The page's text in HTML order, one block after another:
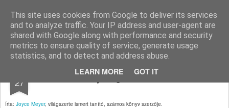
This site uses cookies from Google to deliver its services
and to analyze traffic. Your IP address and user-agent are
shared with Google along with performance and security
metrics to ensure quality of service, generate usage
statistics, and to detect and address abuse.
LEARN MORE GOT IT
Paksi Pünkösdi Gyülekezet A Magyar Pünkösdi Egyház paksi gyülekezetének hivatalos honlapja.
Pages
27 Helyes gondolkodás
Írta: Joyce Meyer, világszerte ismert tanító, számos könyv szerzője.